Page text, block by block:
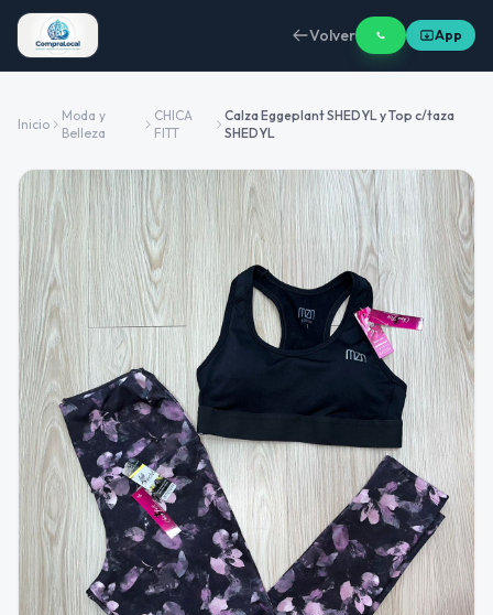
Volver App
Inicio
Moda y
Belleza
CHICA
FITT
Calza Eggeplant SHEDYL y Top c/taza
SHEDYL